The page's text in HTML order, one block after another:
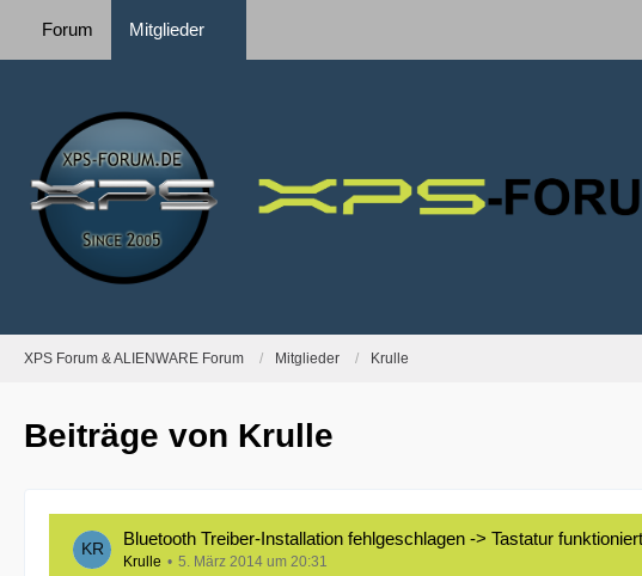
Forum Mitglieder
XPS Forum & ALIENWARE Forum Mitglieder Krulle
Beiträge von Krulle
Bluetooth Treiber-Installation fehlgeschlagen -> Tastatur
Krulle 5. März 2014 um 20:31